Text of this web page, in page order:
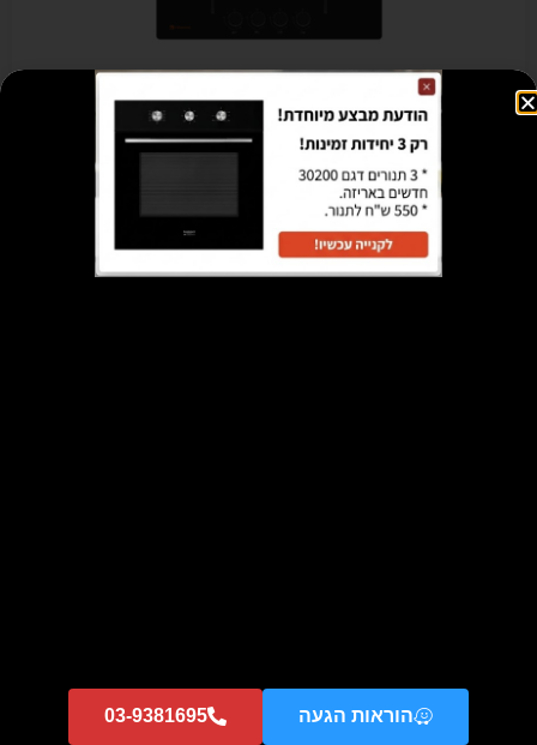
כיריים גז 60 ס"מ -MG 70560- מתצוגה
הוראות הגעה 03-9381695